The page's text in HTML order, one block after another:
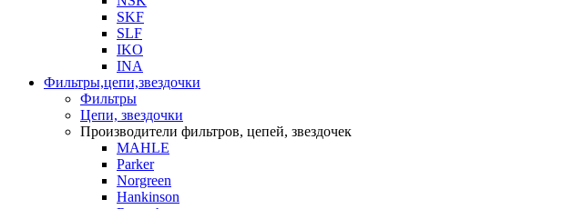
SKF
SLF
IKO
INA
Фильтры,цепи,звездочки
Фильтры
Цепи, звездочки
Производители фильтров, цепей, звездочек
MAHLE
Parker
Norgreen
Hankinson